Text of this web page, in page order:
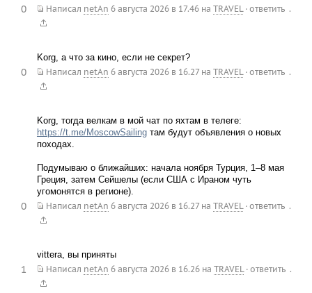
Написал netAn 6 августа 2026 в 17.46на TRAVEL · ответить .
0
Korg, а что за кино, если не секрет?
Написал netAn 6 августа 2026 в 16.27на TRAVEL · ответить .
0
Korg, тогда велкам в мой чат по яхтам в телеге:
https://t.me/MoscowSailingтам будут объявления о новых
походах.
Подумываю о ближайших: начала ноября Турция, 1–8 мая
Греция, затем Сейшелы (если США с Ираном чуть
угомонятся в регионе).
Написал netAn 6 августа 2026 в 16.27на TRAVEL · ответить .
0
vittera, вы приняты
Написал netAn 6 августа 2026 в 16.26на TRAVEL · ответить .
1